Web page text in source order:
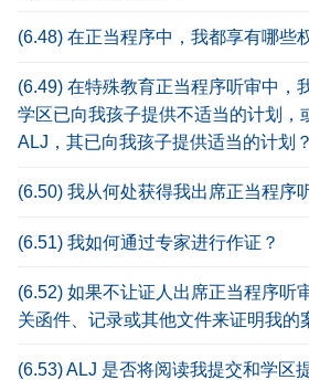
(6.48) 在正当程序中，我都享有哪些
(6.49) 在特殊教育正当程序听审中，
学区已向我孩子提供不适当的计划，
ALJ，其已向我孩子提供适当的计划？
(6.50) 我从何处获得我出席正当程序
(6.51) 我如何通过专家进行作证？
(6.52) 如果不让证人出席正当程序听
关函件、记录或其他文件来证明我的
(6.53) ALJ 是否将阅读我提交和学区